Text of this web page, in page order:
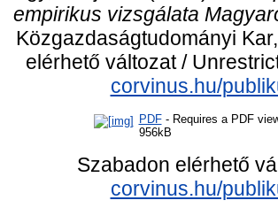
empirikus vizsgálata
Közgazdaságtudományi
elérhető változat /
corvinus.hu/
PDF- Requires a PDF
956kB
Szabadon elérhető
corvinus.hu/